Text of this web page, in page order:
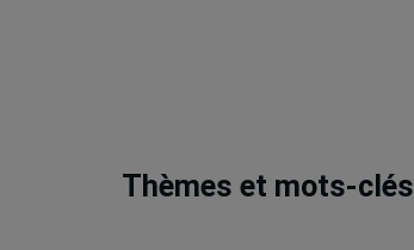
Thèmes et mots-clés